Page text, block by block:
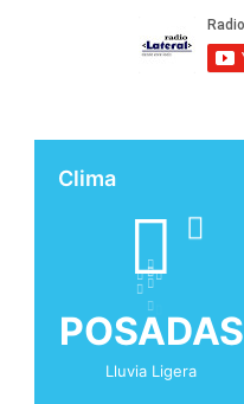
Clima
POSADAS
Lluvia Ligera